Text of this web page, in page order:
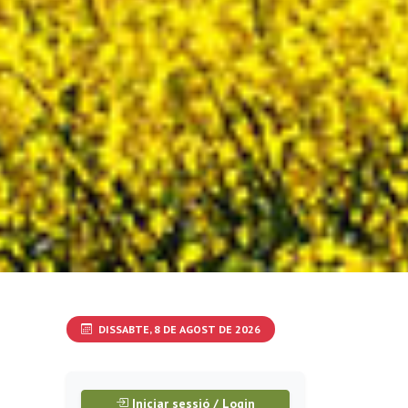
DISSABTE, 8 DE AGOST DE 2026
Iniciar sessió / Login